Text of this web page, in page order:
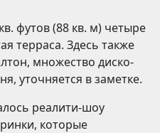
футов (88 кв. м) четыре
терраса. Здесь также
множество диско-
уточняется в заметке.
реалити-шоу
которые